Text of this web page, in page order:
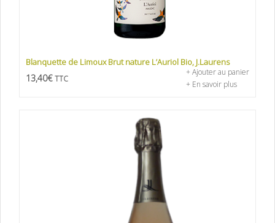
Blanquette de Limoux Brut nature L’Auriol Bio, J.Laurens
13,40€ TTC
+ Ajouter au panier
+ En savoir plus